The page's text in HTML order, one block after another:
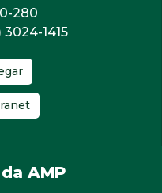
280
3024-1415
AMP